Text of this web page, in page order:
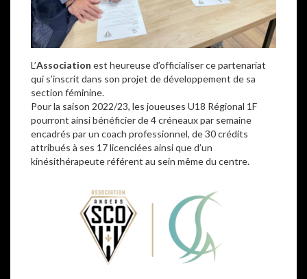
L’Association est heureuse d’officialiser ce partenariat
qui s’inscrit dans son projet de développement de sa
section féminine.
Pour la saison 2022/23, les joueuses U18 Régional 1F
pourront ainsi bénéficier de 4 créneaux par semaine
encadrés par un coach professionnel, de 30 crédits
attribués à ses 17 licenciées ainsi que d’un
kinésithérapeute référent au sein même du centre.